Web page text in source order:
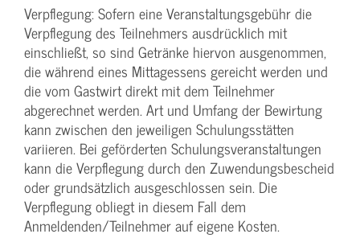
Verpflegung: Sofern eine Veranstaltungs­gebühr die
Verpflegung des Teilnehmers ausdrücklich mit
einschließt, so sind Getränke hiervon ausgenommen,
die während eines Mittagessens gereicht werden und
die vom Gastwirt direkt mit dem Teilnehmer
abgerechnet werden. Art und Umfang der Bewirtung
kann zwischen den jeweiligen Schulungsstätten
variieren. Bei geförderten Schulungs­veranstaltungen
kann die Verpflegung durch den Zuwendungs­bescheid
oder grundsätzlich ausgeschlossen sein. Die
Verpflegung obliegt in diesem Fall dem
Anmeldenden/­Teilnehmer auf eigene Kosten.